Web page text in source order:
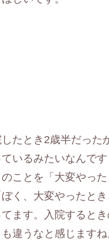
たとき2歳半だった
いるみたいなんです
ことを「大変やっ
く、大変やったと
ます。入院するとき
違うなと感じます